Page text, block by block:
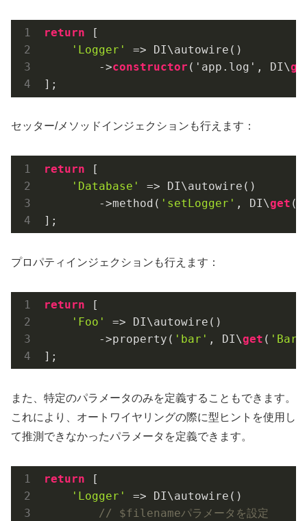
return [
'Logger'
=> DI\autowire()
        ->
constructor ( 'app.log', DI\
];
セッター/メソッドインジェクションも行えます：
return [
'Database'
=> DI\autowire()
        ->method(
'setLogger' , DI\get (
];
プロパティインジェクションも行えます：
return [
'Foo'
=> DI\autowire()
        ->property(
'bar' , DI\get ( 'Bar'
];
また、特定のパラメータのみを定義することもできます。
これにより、オートワイヤリングの際に型ヒントを使用し
て推測できなかったパラメータを定義できます。
return [
'Logger'
=> DI\autowire()
// $filenameパラメータを設定